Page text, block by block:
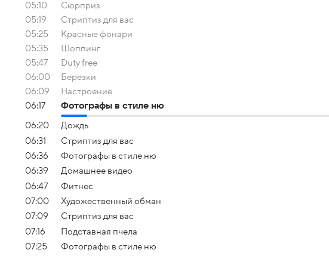
05:10
Сюрприз
05:19
Стриптиз для вас
05:25
Красные фонари
05:35
Шоппинг
05:47
Duty free
06:00
Березки
06:09
Настроение
06:17
Фотографы в стиле ню
06:20
Дождь
06:31
Стриптиз для вас
06:36
Фотографы в стиле ню
06:39
Домашнее видео
06:47
Фитнес
07:00
Художественный обман
07:09
Стриптиз для вас
07:16
Подставная пчела
07:25
Фотографы в стиле ню